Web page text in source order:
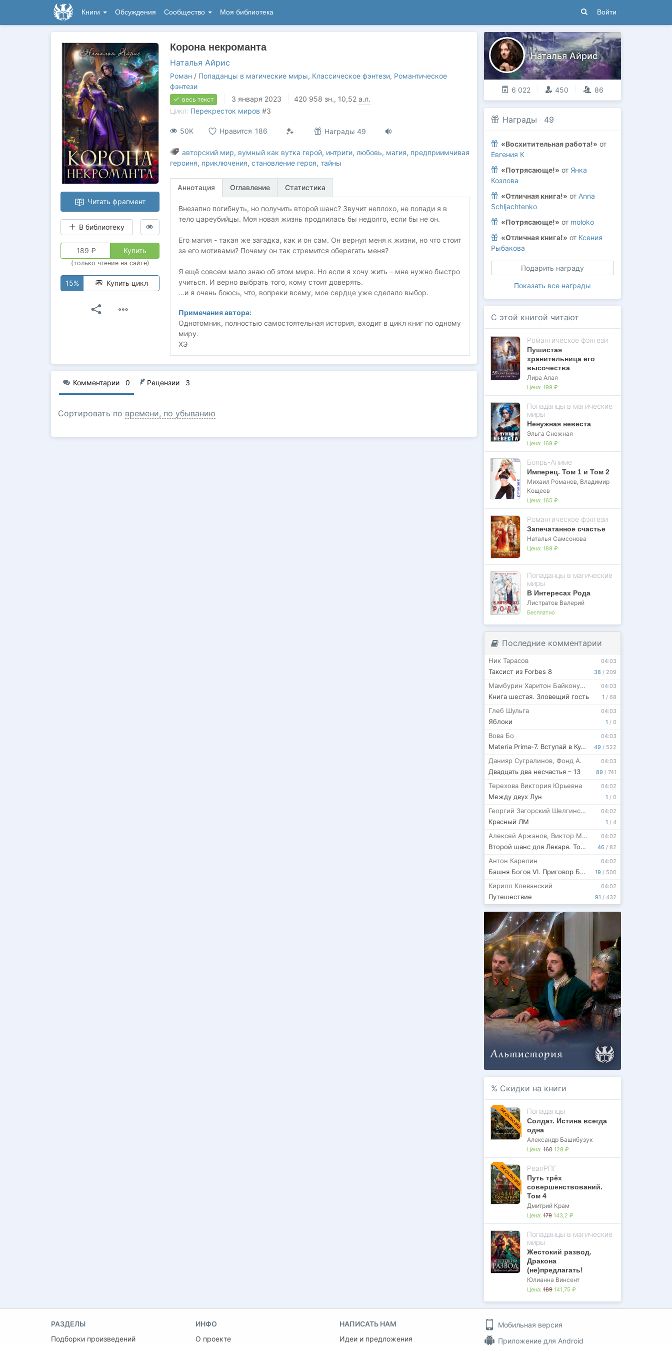
Книги Обсуждения Сообщество Моя библиотека Войти
Читать фрагмент
В библиотеку
189 ₽ Купить
(только чтение на сайте)
15% Купить цикл
Корона некроманта
Наталья Айрис
Роман / Попаданцы в магические миры, Классическое фэнтези, Романтическое
фэнтези
весь текст 3 января 2023 420 958 зн., 10,52 а.л.
Цикл: Перекресток миров #3
50K Нравится 186 Награды 49
авторский мир, вумный как вутка герой, интриги, любовь, магия, предприимчивая
героиня, приключения, становление героя, тайны
Аннотация Оглавление Статистика
Внезапно погибнуть, но получить второй шанс? Звучит неплохо, не попади я в
тело цареубийцы. Моя новая жизнь продлилась бы недолго, если бы не он.
Его магия - такая же загадка, как и он сам. Он вернул меня к жизни, но что стоит
за его мотивами? Почему он так стремится оберегать меня?
Я ещё совсем мало знаю об этом мире. Но если я хочу жить – мне нужно быстро
учиться. И верно выбрать того, кому стоит доверять.
...и я очень боюсь, что, вопреки всему, мое сердце уже сделало выбор.
Примечания автора:
Однотомник, полностью самостоятельная история, входит в цикл книг по одному
миру.
ХЭ
Комментарии · 0 Рецензии · 3
Сортировать по времени, по убыванию
Наталья Айрис
6 022 450 86
Награды · 49
«Восхитительная работа!» от
Евгения К
«Потрясающе!» от Янка
Козлова
«Отличная книга!» от Anna
Schljachtenko
«Потрясающе!» от moloko
«Отличная книга!» от Ксения
Рыбакова
Подарить награду
Показать все награды
С этой книгой читают
Романтическое фэнтези
Пушистая
хранительница его
высочества
Лира Алая
Цена: 199 ₽
Попаданцы в магические
миры
Ненужная невеста
Эльга Снежная
Цена: 169 ₽
Бояръ-Аниме
Имперец. Том 1 и Том 2
Михаил Романов, Владимир
Кощеев
Цена: 165 ₽
Романтическое фэнтези
Запечатанное счастье
Наталья Самсонова
Цена: 189 ₽
Попаданцы в магические
миры
В Интересах Рода
Листратов Валерий
Бесплатно
Последние комментарии
38 / 209
04:03
Ник Тарасов
Таксист из Forbes 8
1 / 68
04:03
Мамбурин Харитон Байконурович
Книга шестая. Зловещий гость
1 / 0
04:03
Глеб Шульга
Яблоки
49 / 522
04:03
Вова Бо
Materia Prima-7. Вступай в Культ
89 / 741
04:03
Данияр Сугралинов, Фонд А.
Двадцать два несчастья – 13
1 / 0
04:02
Терехова Виктория Юрьевна
Между двух Лун
1 / 4
04:02
Георгий Загорский Шелгинские Хроники
Красный ЛМ
46 / 82
04:02
Алексей Аржанов, Виктор Молотов
Второй шанс для Лекаря. Том 4
19 / 500
04:02
Антон Карелин
Башня Богов VI. Приговор Бездны
91 / 432
04:02
Кирилл Клеванский
Путешествие
% Скидки на книги
ЭКСКЛЮЗИВ Попаданцы
Солдат. Истина всегда
одна
Александр Башибузук
Цена: 160 128 ₽
ЭКСКЛЮЗИВ РеалРПГ
Путь трёх
совершенствований.
Том 4
Дмитрий Крам
Цена: 179 143,2 ₽
Попаданцы в магические
миры
Жестокий развод.
Дракона
(не)предлагать!
Юлианна Винсент
Цена: 189 141,75 ₽
РАЗДЕЛЫ
Подборки произведений
ИНФО
О проекте
НАПИСАТЬ НАМ
Идеи и предложения
Мобильная версия
Приложение для Android